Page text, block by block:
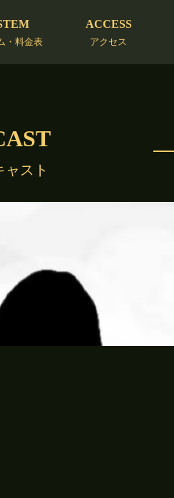
・料金表
ACCESS
アクセス
ャスト